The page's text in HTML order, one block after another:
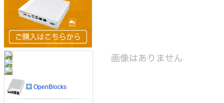
OpenBlocks